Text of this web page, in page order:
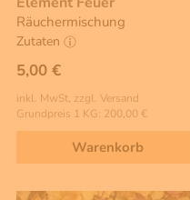
Räuchermischung
Zutaten
5,00 €
inkl. MwSt, zzgl. Versand
Grundpreis 1 KG: 200,00 €
Warenkorb